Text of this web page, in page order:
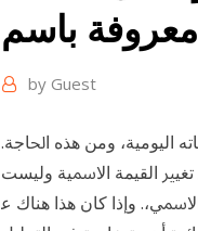
معروفة باسم
by Guest
ﺍﻟﻴﻮﻣﻴﺔ، ﻭﻣﻦ ﻫﺬﻩ ﺍﳊﺎﺟﺔ.
ﺍﻟﻘﻴﻤﺔ ﺍﻻﲰﻴﺔ ﻭﻟﻴﺴﺖ
ﺍﻻﲰﻲ،. ﻭﺇﺫﺍ ﻛﺎﻥ ﻫﺬﺍ ﻫﻨﺎﻙ ﻋ